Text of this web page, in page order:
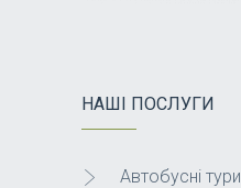
НАШІ ПОСЛУГИ
Автобусні тури